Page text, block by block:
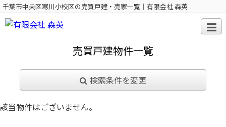
千葉市中央区寒川小校区の売買戸建・売家一覧｜有限会社 森英
売買戸建物件一覧
検索条件を変更
該当物件はございません。